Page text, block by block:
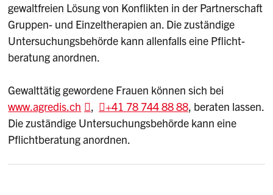
gewaltfreien Lösung von Konflikten in der Partnerschaft
Gruppen- und Einzeltherapien an. Die zuständige
Untersuchungsbehörde kann allenfalls eine Pflicht­
beratung anordnen.
Gewalttätig gewordene Frauen können sich bei
www.agredis.ch
, +41 78 744 88 88, beraten lassen.
Die zuständige Untersuchungsbehörde kann eine
Pflichtberatung anordnen.